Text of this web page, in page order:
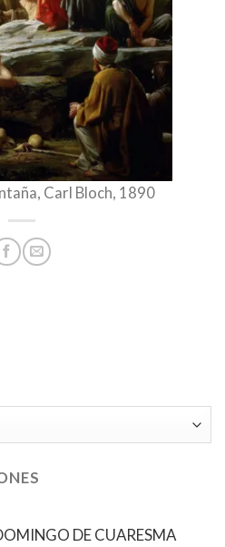
Carl Bloch, 1890
DE CUARESMA